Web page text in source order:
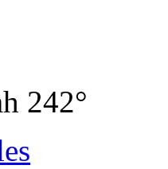
242°